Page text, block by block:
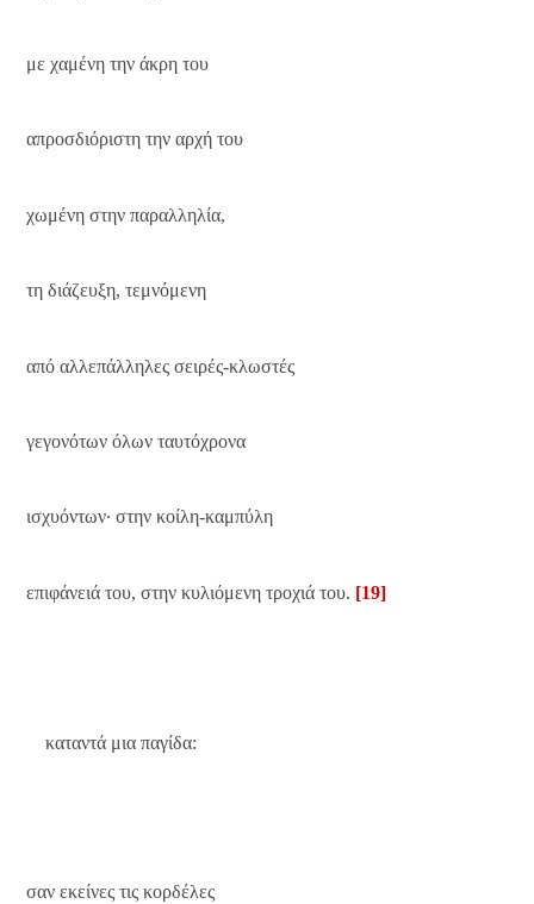
με χαμένη την άκρη του
απροσδιόριστη την αρχή του
χωμένη στην παραλληλία,
τη διάζευξη, τεμνόμενη
από αλλεπάλληλες σειρές-κλωστές
γεγονότων όλων ταυτόχρονα
ισχυόντων∙ στην κοίλη-καμπύλη
επιφάνειά του, στην κυλιόμενη τροχιά του. [19]
καταντά μια παγίδα:
σαν εκείνες τις κορδέλες